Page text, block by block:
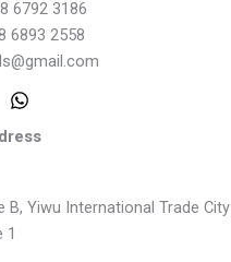
6792 3186
6893 2558
B, Yiwu International Trade City
1